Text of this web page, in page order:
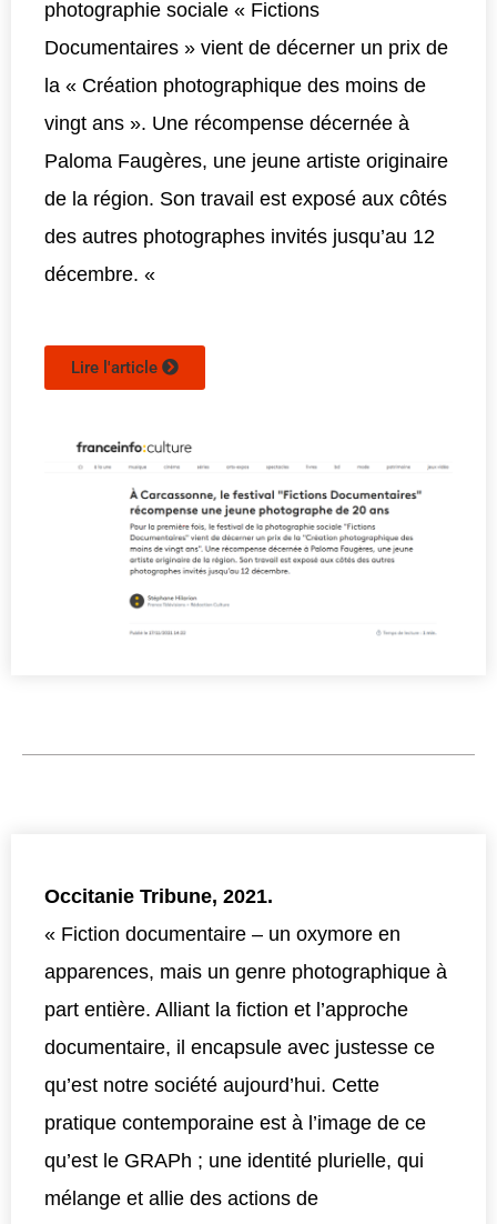
photographie sociale « Fictions
Documentaires » vient de décerner un prix de
la « Création photographique des moins de
vingt ans ». Une récompense décernée à
Paloma Faugères, une jeune artiste originaire
de la région. Son travail est exposé aux côtés
des autres photographes invités jusqu’au 12
décembre. «
Lire l'article
Occitanie Tribune, 2021.
« Fiction documentaire – un oxymore en
apparences, mais un genre photographique à
part entière. Alliant la fiction et l’approche
documentaire, il encapsule avec justesse ce
qu’est notre société aujourd’hui. Cette
pratique contemporaine est à l’image de ce
qu’est le GRAPh ; une identité plurielle, qui
mélange et allie des actions de